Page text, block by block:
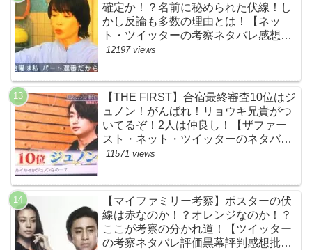
確定か！？名前に秘められた伏線！し
かし反論も多数の理由とは！【ネッ
ト・ツイッターの考察ネタバレ感想評
価評判あらすじ原作犯人キャスト黒幕
12197 views
【THE FIRST】合宿最終審査10位はジ
ュノン！がんばれ！リョウキ兄貴がつ
いてるぞ！2人は仲良し！【ザファー
スト・ネット・ツイッターのネタバレ
考察まとめ感想評価評判・スッキリ・
11571 views
【マイファミリー考察】ポスターの伏
線は赤なのか！？オレンジなのか！？
ここが考察の分かれ道！【ツイッター
の考察ネタバレ評価黒幕評判感想批判